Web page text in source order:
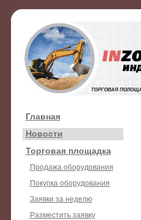
Главная
Новости
Торговая площадка
Продажа оборудования
Покупка оборудования
Заявки за неделю
Разместить заявку